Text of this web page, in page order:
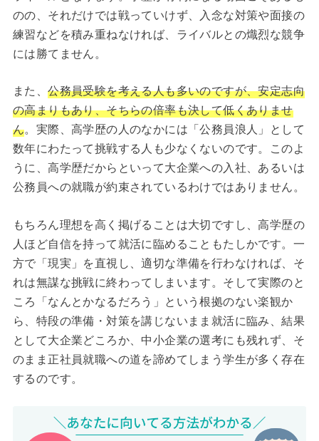
のの、それだけでは戦っていけず、入念な対策や面接の
練習などを積み重ねなければ、ライバルとの熾烈な競争
には勝てません。
また、公務員受験を考える人も多いのですが、安定志向
の高まりもあり、そちらの倍率も決して低くありませ
ん。実際、高学歴の人のなかには「公務員浪人」として
数年にわたって挑戦する人も少なくないのです。このよ
うに、高学歴だからといって大企業への入社、あるいは
公務員への就職が約束されているわけではありません。
もちろん理想を高く掲げることは大切ですし、高学歴の
人ほど自信を持って就活に臨めることもたしかです。一
方で「現実」を直視し、適切な準備を行わなければ、そ
れは無謀な挑戦に終わってしまいます。そして実際のと
ころ「なんとかなるだろう」という根拠のない楽観か
ら、特段の準備・対策を講じないまま就活に臨み、結果
として大企業どころか、中小企業の選考にも残れず、そ
のまま正社員就職への道を諦めてしまう学生が多く存在
するのです。